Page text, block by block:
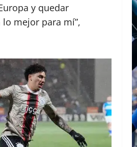
y quedar
mejor para mí”,